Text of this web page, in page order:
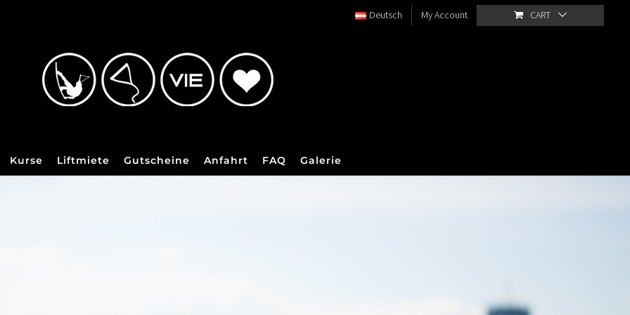
Deutsch My Account CART
Kurse Liftmiete Gutscheine Anfahrt FAQ Galerie